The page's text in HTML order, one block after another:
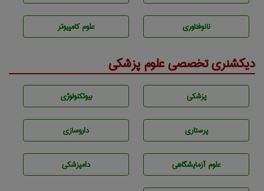
نانوفناوری علوم کامپیوتر
دیکشنری تخصصی علوم پزشکی
پزشكی بيوتكنولوژی
پرستاری داروسازی
علوم آزمايشگاهی دامپزشكی